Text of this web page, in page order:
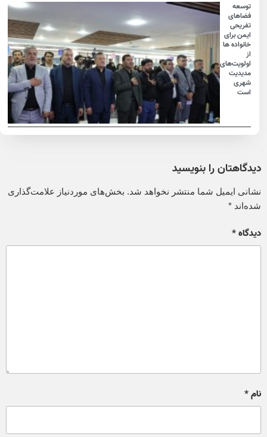
توسعه
فضاهای
تفریحی
ایمن برای
خانواده ها
اولویت‌های
مدیدیت
شهری
است
دیدگاهتان را بنویسید
نشانی ایمیل شما منتشر نخواهد شد. بخش‌های موردنیاز علامت‌گذاری
شده‌اند*
دیدگاه*
نام*